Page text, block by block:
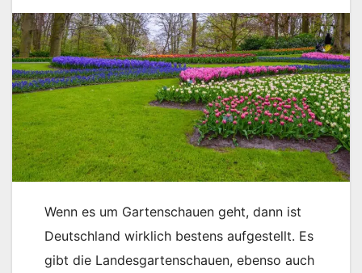
Wenn es um Gartenschauen geht, dann ist
Deutschland wirklich bestens aufgestellt. Es
gibt die Landesgartenschauen, ebenso auch